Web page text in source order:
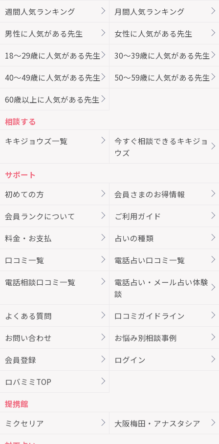
週間人気ランキング 月間人気ランキング
男性に人気がある先生 女性に人気がある先生
18～29歳に人気がある先生 30～39歳に人気がある先生
40～49歳に人気がある先生 50～59歳に人気がある先生
60歳以上に人気がある先生
相談する
キキジョウズ一覧
今すぐ相談できるキキジョ
ウズ
サポート
初めての方
会員さまのお得情報
会員ランクについて ご利用ガイド
料金・お支払 占いの種類
口コミ一覧 電話占い口コミ一覧
電話相談口コミ一覧
電話占い・メール占い体験
談
よくある質問 口コミガイドライン
お問い合わせ お悩み別相談事例
会員登録 ログイン
ロバミミTOP
提携館
ミクセリア
大阪梅田・アナスタシア